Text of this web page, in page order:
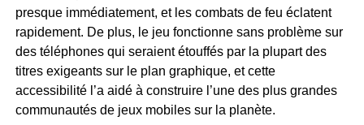
presque immédiatement, et les combats de feu éclatent
rapidement. De plus, le jeu fonctionne sans problème sur
des téléphones qui seraient étouffés par la plupart des
titres exigeants sur le plan graphique, et cette
accessibilité l’a aidé à construire l’une des plus grandes
communautés de jeux mobiles sur la planète.